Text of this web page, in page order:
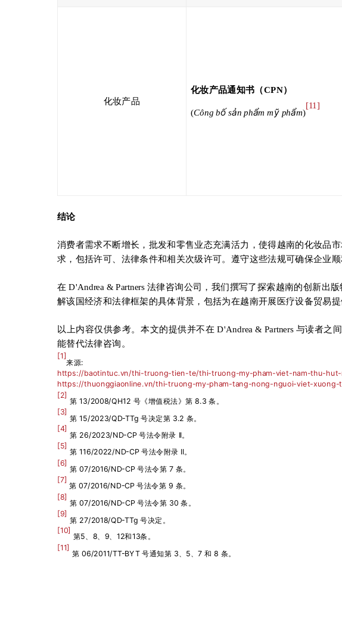
化妆产品
化妆产品通知书（CPN）
(Công bố sản phẩm mỹphẩm)
[11]
结论
消费者需求不断增长，批发和零售业态充满活力，使得越南的化妆品
求，包括许可、法律条件和相关次级许可。遵守这些法规可确保企业
在 D'Andrea & Partners 法律咨询公司，我们撰写了探索越南的创新
解该国经济和法律框架的具体背景，包括为在越南开展医疗设备贸易提
以上内容仅供参考。本文的提供并不在 D'Andrea & Partners 与读者
能替代法律咨询。
[1]
来源:
https://baotintuc.vn/thi-truong-tien-te/thi-truong-my-pham-viet-nam-thu-hut-
https://thuonggiaonline.vn/thi-truong-my-pham-tang-nong-nguoi-viet-
[2]
第 13/2008/QH12 号《增值税法》第 8.3条。
[3]
第 15/2023/QD-TTg号决定第 3.2 条。
[4]
第 26/2023/ND-CP号法令附录 II。
[5]
第 116/2022/ND-CP号法令附录 II。
[6]
第 07/2016/ND-CP号法令第 7 条。
[7]
第 07/2016/ND-CP号法令第 9 条。
[8]
第 07/2016/ND-CP号法令第 30条。
[9]
第 27/2018/QD-TTg号决定。
[10]
第5、 8、 9、 12和13条。
[11]
第 06/2011/TT-BYT号通知第 3、 5、7 和 8 条。